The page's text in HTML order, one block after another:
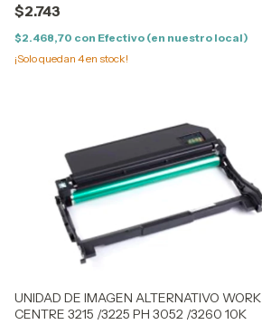
$2.743
$2.468,70 con Efectivo (en nuestro local)
¡Solo quedan 4en stock!
UNIDAD DE IMAGEN ALTERNATIVO WORK
CENTRE 3215 /3225 PH 3052 /3260 10K